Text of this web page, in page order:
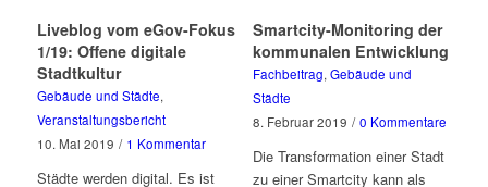
Liveblog vom eGov-Fokus
1/19: Offene digitale
Stadtkultur
Gebäude und Städte,
Veranstaltungsbericht
10. Mai 2019 / 1 Kommentar
Städte werden digital. Es ist
Smartcity-Monitoring der
kommunalen Entwicklung
Fachbeitrag, Gebäude und
Städte
8. Februar 2019 / 0 Kommentare
Die Transformation einer Stadt
zu einer Smartcity kann als